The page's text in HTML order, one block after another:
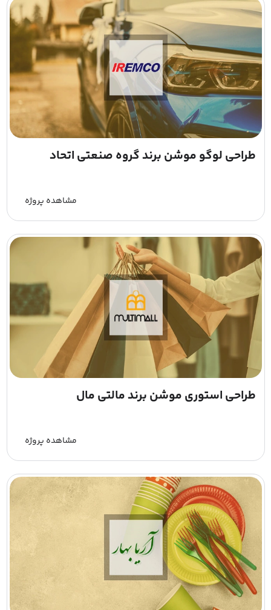
طراحی لوگو موشن برند گروه صنعتی اتحاد
مشاهده پروژه
طراحی استوری موشن برند مالتی مال
مشاهده پروژه